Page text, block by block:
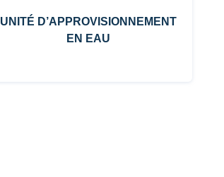
UNITÉ D’APPROVISIONNEMENT
EN EAU